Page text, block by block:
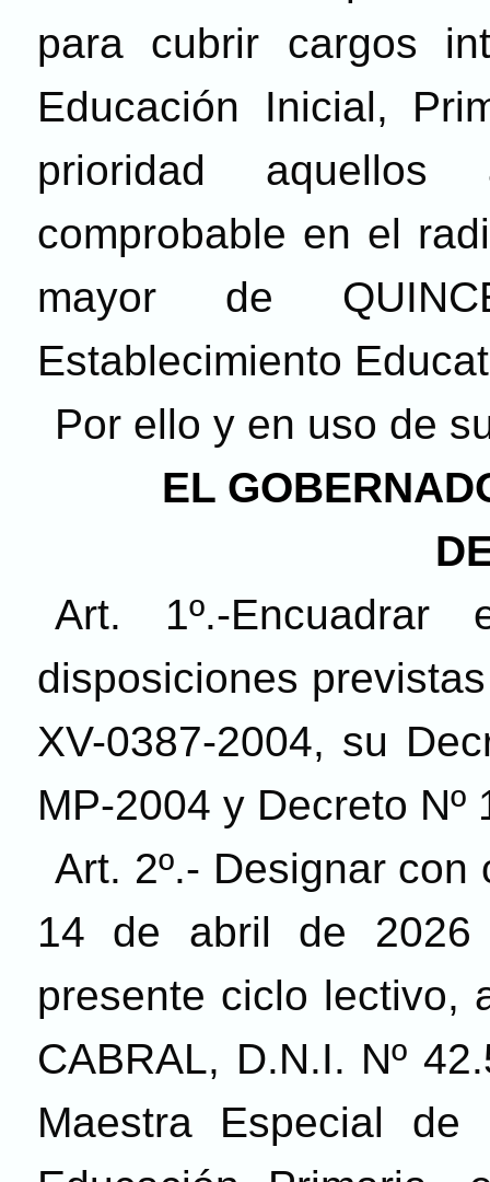
para cubrir cargos
Educación Inicial,
prioridad aquellos
comprobable en el
mayor de
Establecimiento
Por ello y en uso de
EL
Art. 1º.-
disposiciones
XV-0387-2004, su
MP-2004 y Decreto Nº
Art. 2º.- Designar
14 de abril de
presente ciclo lectivo,
CABRAL, D.N.I. Nº
Maestra Especial